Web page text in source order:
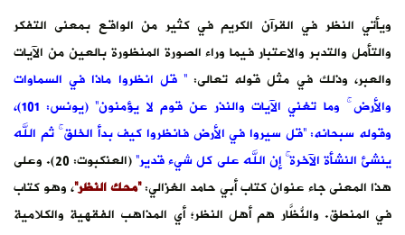
ويأتي النظر في القرآن الكريم في كثير من الواقع بمعنى التفكر
والتأمل والتدبر والاعتبار فيما وراء الصورة المنظورة بالعين من الآيات
والعبر، وذلك في مثل قوله تعالى:” قل انظروا ماذا في السماوات
والأرض ۚ وما تغني الآيات والنذر عن قوم لا يؤمنون” (يونس: 101)،
وقوله سبحانه: “قل سيروا في الأرض فانظروا كيف بدأ الخلق ۚ ثم الله
ينشئ النشأة الآخرة ۚ إن الله على كل شيء قدير”
(العنكبوت: 20). وعلى
هذا المعنى جاء عنوان كتاب أبي حامد الغزالي:“محك النظر”، وهو كتاب
في المنطق. والنُّظَّار هم أهل النظر؛ أي المذاهب الفقهية والكلامية